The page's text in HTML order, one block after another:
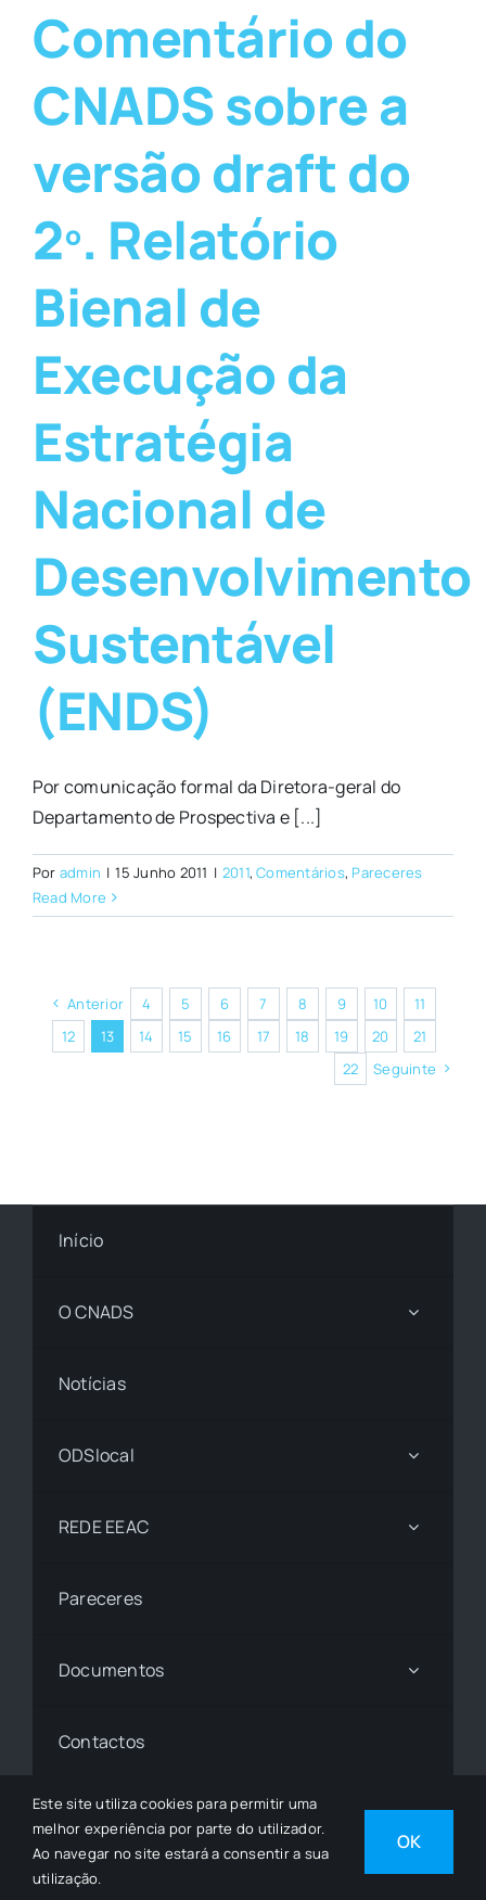
Comentário do
CNADS sobre a
versão draft do
2º. Relatório
Bienal de
Execução da
Estratégia
Nacional de
Desenvolvimento
Sustentável
(ENDS)
Por comunicação formal da Diretora-geral do
Departamento de Prospectiva e [...]
Por admin | 15 Junho 2011 | 2011,Comentários, Pareceres
Read More
Anterior 4 5 6 7 8 9 10
11
12
13 14 15 16 17 18 19 20
21
22
Seguinte
Início
O CNADS
Notícias
ODSlocal
REDE EEAC
Pareceres
Documentos
Contactos
© 1997 - 2026• © Todos os Direitos Reservados •
Desenvolvido porSGSI
Este site utiliza cookies para permitir uma
melhor experiência por parte do utilizador.
Ao navegar no site estará a consentir a sua
utilização.
OK